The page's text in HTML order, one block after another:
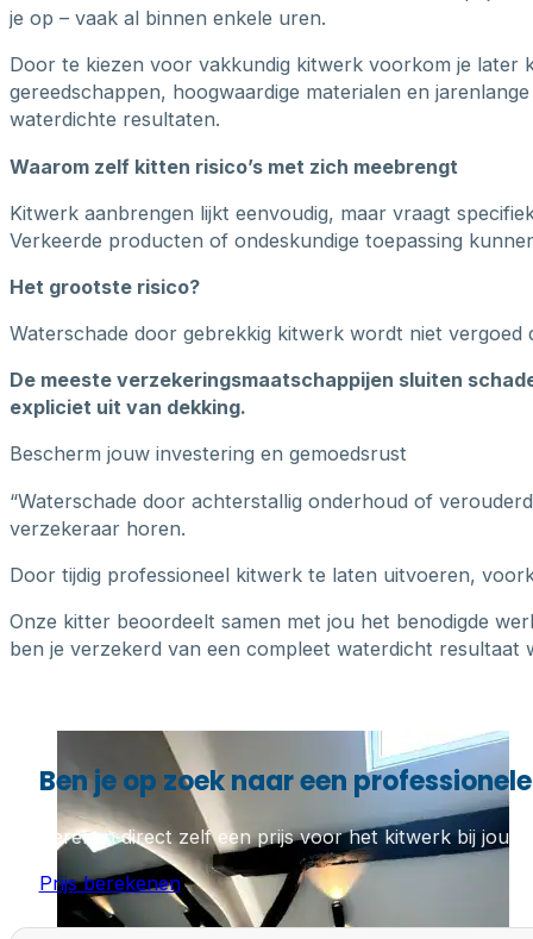
je op – vaak al binnen enkele uren.
Door te kiezen voor vakkundig kitwerk voorkom je later
gereedschappen, hoogwaardige materialen en
waterdichte resultaten.
Waarom zelf kitten risico’s met zich meebrengt
Kitwerk aanbrengen lijkt eenvoudig, maar vraagt
Verkeerde producten of ondeskundige toepassing
Het grootste risico?
Waterschade door gebrekkig kitwerk wordt niet
De meeste verzekeringsmaatschappijen sluiten
expliciet uit van dekking.
Bescherm jouw investering en gemoedsrust
“Waterschade door achterstallig onderhoud of
verzekeraar horen.
Door tijdig professioneel kitwerk te laten uitvoeren,
Onze kitter beoordeelt samen met jou het benodigde
ben je verzekerd van een compleet waterdicht resultaat
Ben je op zoek naar een
Bereken direct zelf een prijs voor het kitwerk bij jou
Prijs berekenen